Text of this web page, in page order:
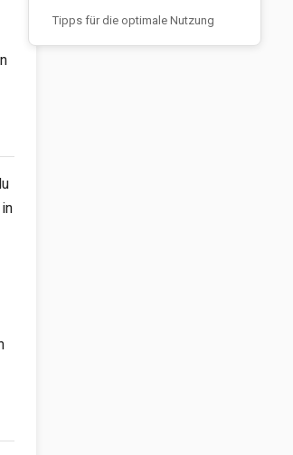
Tipps für die optimale Nutzung